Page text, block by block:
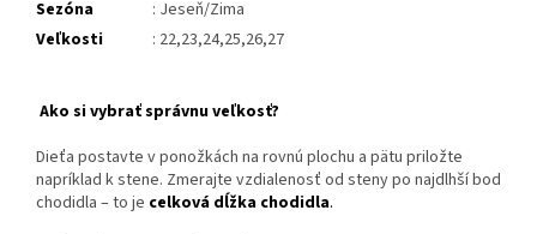
Sezóna
: Jeseň/Zima
Veľkosti
: 22,23,24,25,26,27
Ako si vybrať správnu veľkosť?
Dieťa postavte v ponožkách na rovnú plochu a pätu priložte
napríklad k stene. Zmerajte vzdialenosť od steny po najdlhší bod
chodidla – to je celková dĺžka chodidla.